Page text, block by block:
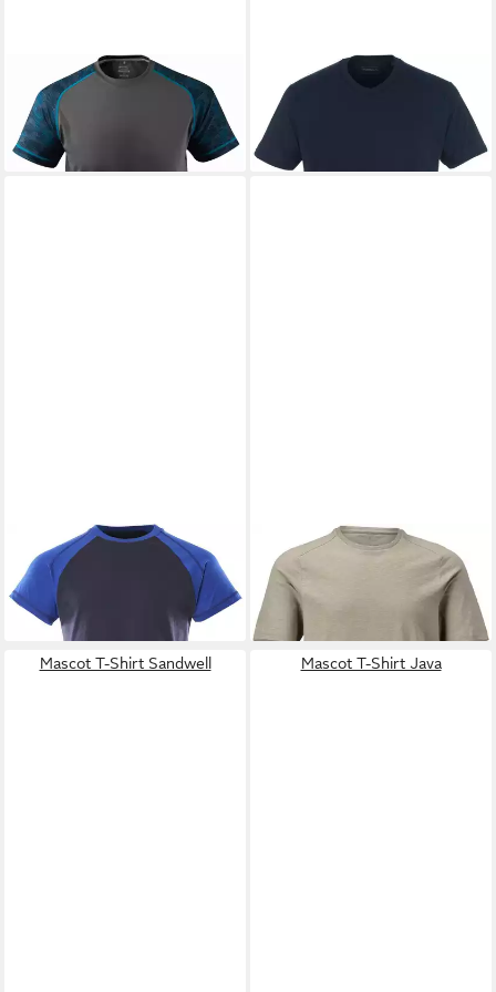
MASCOTT-Shirt
ab 59,19 €
MASCOT
T-Shirt Algoso
ab 38,39 €
MASCOTT-Shirt Albano
ab 42,69 €
MASCOT
T-Shirt
ab 34,09 €
Mascot T-Shirt Sandwell Mascot T-Shirt Java